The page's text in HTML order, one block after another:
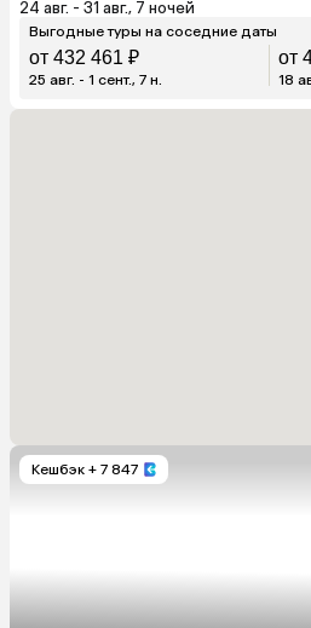
24 авг. - 31 авг., 7 ночей
Выгодные туры на соседние даты
от 432 461 ₽
25 авг. - 1 сент., 7 н.
от
18
Кешбэк + 7 847